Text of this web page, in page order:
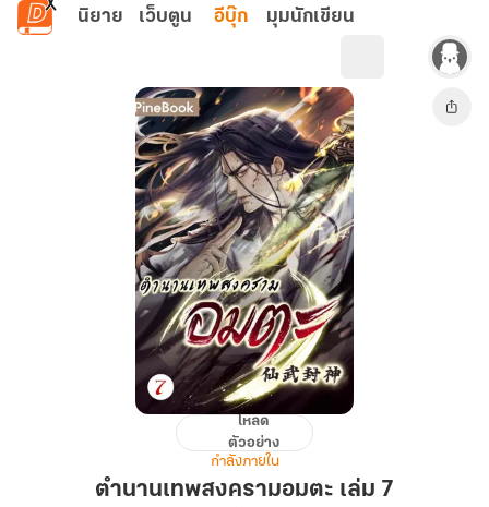
ข้ามไปยังเนื้อหาหลัก
นิยาย เว็บตูน อีบุ๊ก มุมนักเขียน
ตำนาน
สงคราม
โหลด
ตัวอย่าง
กำลังภายใน
ตำนานเทพสงครามอมตะ เล่ม 7